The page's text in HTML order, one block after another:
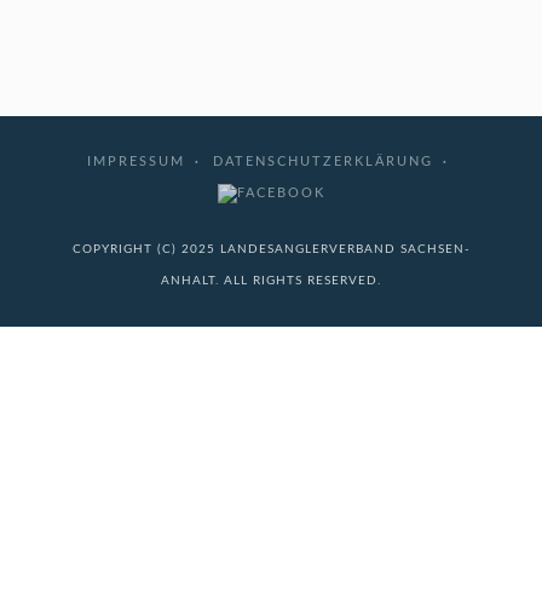
IMPRESSUM DATENSCHUTZERKLÄRUNG
COPYRIGHT (C) 2025 LANDESANGLERVERBAND SACHSEN-
ANHALT. ALL RIGHTS RESERVED.